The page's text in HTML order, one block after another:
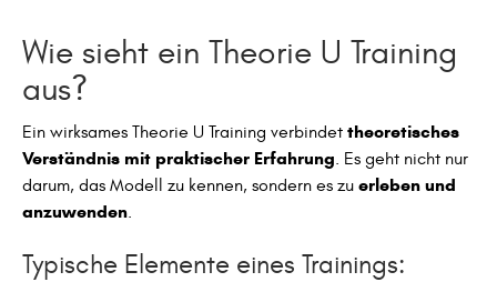
Wie sieht ein Theorie U Training
aus?
Ein wirksames Theorie U Training verbindet theoretisches
Verständnis mit praktischer Erfahrung. Es geht nicht nur
darum, das Modell zu kennen, sondern es zu erleben und
anzuwenden.
Typische Elemente eines Trainings: